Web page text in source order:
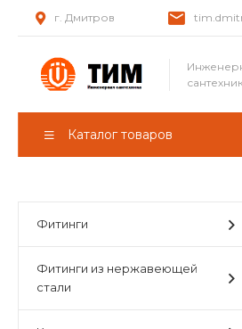
г. Дмитров
Каталог товаров
Фитинги
Фитинги из нержавеющей
стали